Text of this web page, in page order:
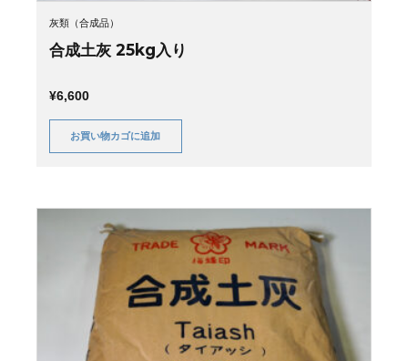
灰類（合成品）
合成土灰 25kg入り
¥6,600
お買い物カゴに追加